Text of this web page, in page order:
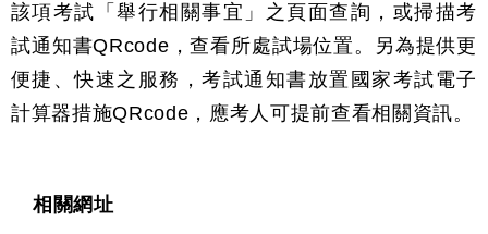
該項考試「舉行相關事宜」之頁面查詢，或掃描考
試通知書QRcode，查看所處試場位置。另為提供更
便捷、快速之服務，考試通知書放置國家考試電子
計算器措施QRcode，應考人可提前查看相關資訊。
相關網址